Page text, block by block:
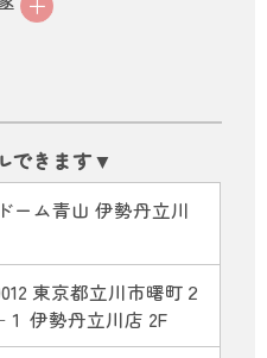
ーム青山 伊勢丹立川
東京都立川市曙町２
伊勢丹立川店 2F